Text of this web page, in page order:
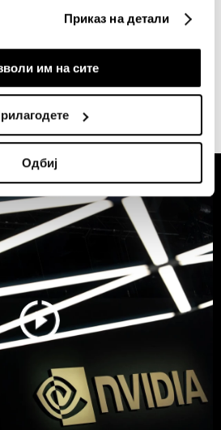
also like to:
about your geographical
by actively scanning it for
(fingerprinting)
your personal data is processed
in thedetails section.
се HD-WIN ARENA SPORT
за податоците кои ги
за вашите права прочитајте во
приватност, а за колачињата и
воПолитиката на
во кој било момент можете
со клик на „Прикажи ги
можете во кој било момент да
последици.
Приказ на детали
им на сите
Одбиј